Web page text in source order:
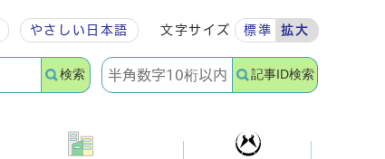
やさしい 日本語 文字サイズ 標準 拡大
検索 記事ID検索